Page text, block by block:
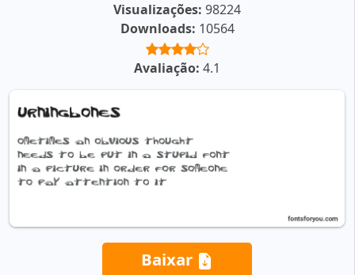
Visualizações: 98224
Downloads: 10564
Avaliação: 4.1
Baixar